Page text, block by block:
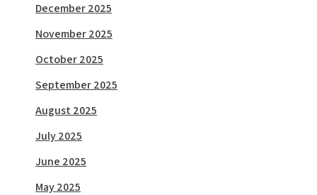
December 2025
November 2025
October 2025
September 2025
August 2025
July 2025
June 2025
May 2025